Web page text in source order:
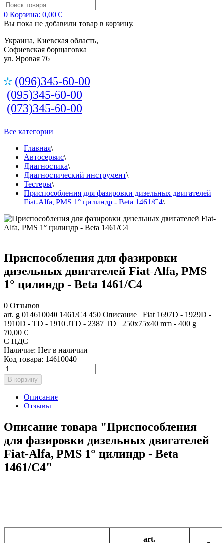
0 Корзина: 0,00 €
Вы пока не добавили товар в корзину.
Украина, Киевская область,
Софиевская борщаговка
ул. Яровая 76
(096)345-60-00
(095)345-60-00
(073)345-60-00
Все категории
Главная\
Автосервис\
Диагностика\
Диагностический инструмент\
Тестеры\
Приспособления для фазировки дизельных двигателей
Fiat-Alfa, PMS 1° цилиндр - Beta 1461/C4\
Приспособления для фазировки
дизельных двигателей Fiat-Alfa, PMS
1° цилиндр - Beta 1461/C4
0 Отзывов
art. g 014610040 1461/C4 450 Описание Fiat 1697D - 1929D -
1910D - TD - 1910 JTD - 2387 TD 250x75x40 mm - 400 g
70,00 €
С НДС
Наличие: Нет в наличии
Код товара: 14610040
В корзину
Описание
Отзывы
Описание товара "Приспособления
для фазировки дизельных двигателей
Fiat-Alfa, PMS 1° цилиндр - Beta
1461/C4"
art.